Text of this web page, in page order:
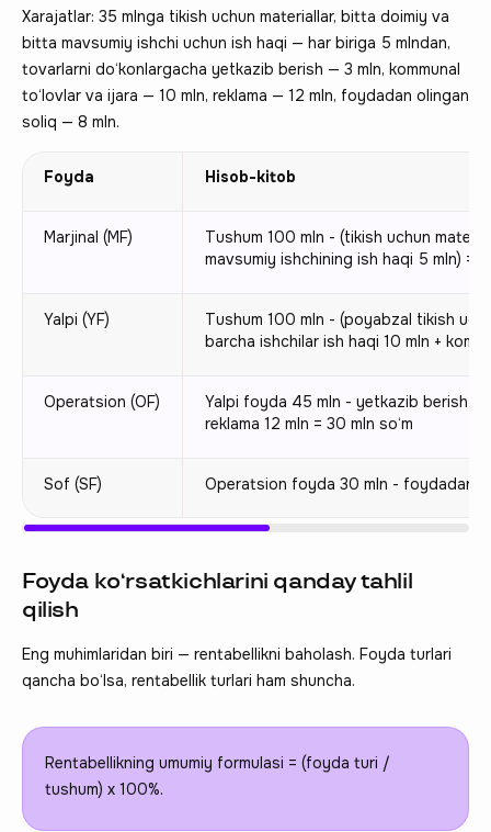
Xarajatlar: 35 mlnga tikish uchun materiallar, bitta doimiy va
bitta mavsumiy ishchi uchun ish haqi — har biriga 5 mlndan,
tovarlarni do‘konlargacha yetkazib berish — 3 mln, kommunal
to‘lovlar va ijara — 10 mln, reklama — 12 mln, foydadan olingan
soliq — 8 mln.
Foyda Hisob-kitob
Marjinal (МF)
Tushum 100 mln - (tikish uchun
mavsumiy ishchining ish haqi 5 mln) =
Yalpi (YF)
Tushum 100 mln - (poyabzal tikish
barcha ishchilar ish haqi 10 mln +
Operatsion (ОF)
Yalpi foyda 45 mln - yetkazib berish
reklama 12 mln = 30 mln so‘m
Sof (SF) Operatsion foyda 30 mln - foydadan
Foyda ko‘rsatkichlarini qanday tahlil
qilish
Eng muhimlaridan biri — rentabellikni baholash. Foyda turlari
qancha bo‘lsa, rentabellik turlari ham shuncha.
Rentabellikning umumiy formulasi = (foyda turi /
tushum) x 100%.